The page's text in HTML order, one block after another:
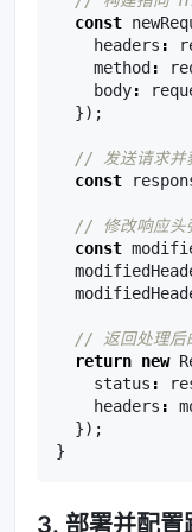
const
headers :
method :
body:
});
const
const
return new
status :
headers :
});
}
3. 部署并配置